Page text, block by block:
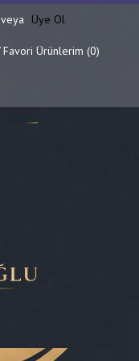
veya Üye Ol
Favori Ürünlerim (0)